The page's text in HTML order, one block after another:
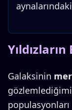
Galaksinin